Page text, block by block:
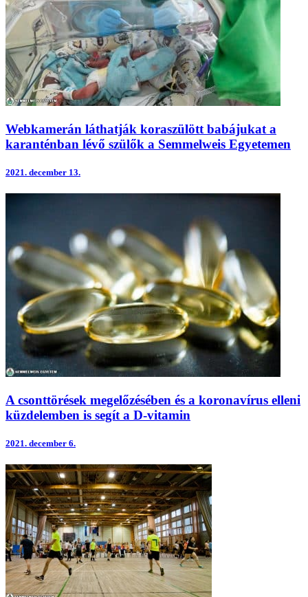
Webkamerán láthatják koraszülött babájukat a
karanténban lévő szülők a Semmelweis Egyetemen
2021. december 13.
A csonttörések megelőzésében és a koronavírus elleni
küzdelemben is segít a D-vitamin
2021. december 6.